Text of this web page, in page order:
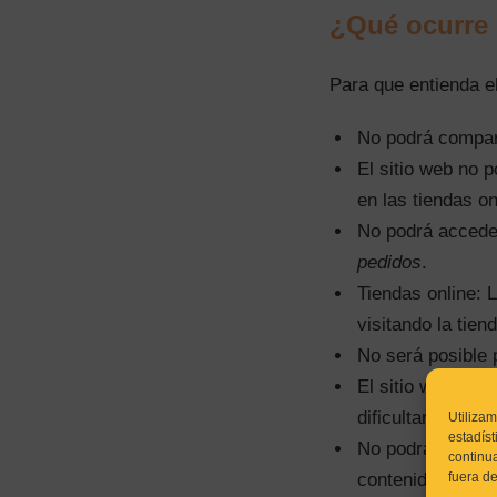
fuera
¿Qué
Para que entienda
No podrá
El sitio web no
en las tiendas
No podrá
pedidos.
Tiendas online:
visitando la
No será posible
El sitio web no
dificultará que
No podrá
contenidos. La